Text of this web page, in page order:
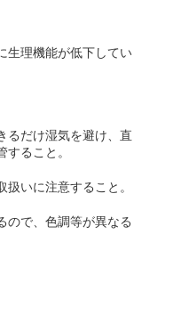
生理機能が低下してい
るだけ湿気を避け、直
ること。
いに注意すること。
で、色調等が異なる